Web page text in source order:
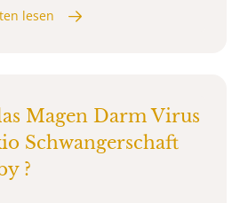
lesen
Magen Darm Virus
Schwangerschaft
?